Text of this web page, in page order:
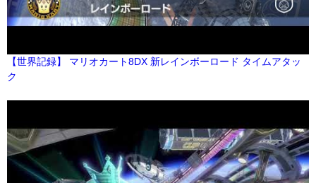
【世界記録】 マリオカート8DX 新レインボーロード タイムアタッ
ク